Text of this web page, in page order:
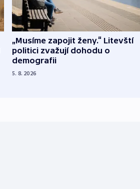
„Musíme zapojit ženy.“ Litevští
politici zvažují dohodu o
demografii
5. 8. 2026